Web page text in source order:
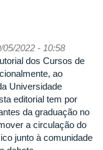
2022 - 10:58
dos Cursos de
ao
Universidade
editorial tem por
da graduação no
a circulação do
junto à comunidade